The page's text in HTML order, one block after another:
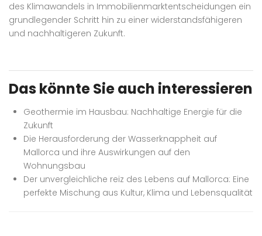
des Klimawandels in Immobilienmarktentscheidungen ein
grundlegender Schritt hin zu einer widerstandsfähigeren
und nachhaltigeren Zukunft.
Das könnte Sie auch interessieren
Geothermie im Hausbau: Nachhaltige Energie für die
Zukunft
Die Herausforderung der Wasserknappheit auf
Mallorca und ihre Auswirkungen auf den
Wohnungsbau
Der unvergleichliche reiz des Lebens auf Mallorca: Eine
perfekte Mischung aus Kultur, Klima und Lebensqualität